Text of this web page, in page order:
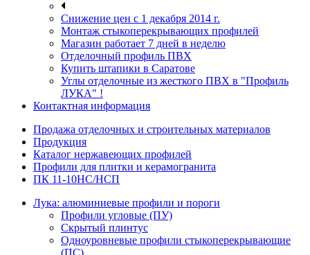
Снижение цен с 1 декабря 2014 г.
Монтаж стыкоперекрывающих профилей
Магазин работает 7 дней в неделю
Отделочный профиль ПВХ
Купить штапики в Саратове
Углы отделочные из жесткого ПВХ в "Профиль
ЛУКА" !
Контактная информация
Продажа отделочных и строительных материалов
Продукция
Каталог нержавеющих профилей
Профили для плитки и керамогранита
ПК 11-10НС/НСП
Лука: алюминиевые профили и пороги
Профили угловые (ПУ)
Скрытый плинтус
Одноуровневые профили стыкоперекрывающие
(ПС)